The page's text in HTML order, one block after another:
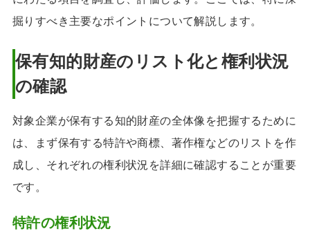
掘りすべき主要なポイントについて解説します。
保有知的財産のリスト化と権利状況
の確認
対象企業が保有する知的財産の全体像を把握するために
は、まず保有する特許や商標、著作権などのリストを作
成し、それぞれの権利状況を詳細に確認することが重要
です。
特許の権利状況